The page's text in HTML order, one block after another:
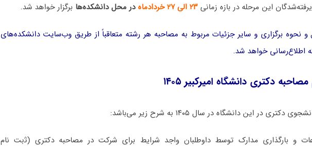
این مرحله در بازه زمانی۲۳ الی ۲۷ خردادماه در محل دانشکده‌ها برگزار خواهد شد.
نحوه برگزاری و سایر جزئیات مربوط به مصاحبه هر رشته متعاقباً از طریق وب‌سایت دانشکده‌های
اطلاع‌رسانی خواهد شد.
دکتری دانشگاه امیرکبیر ۱۴۰۵
در این دانشگاه در سال ۱۴۰۵ به شرح زیر می‌باشد:
و بارگذاری مدارک توسط داوطلبان واجد شرایط برای شرکت در مصاحبه دکتری (ﺛبت نام